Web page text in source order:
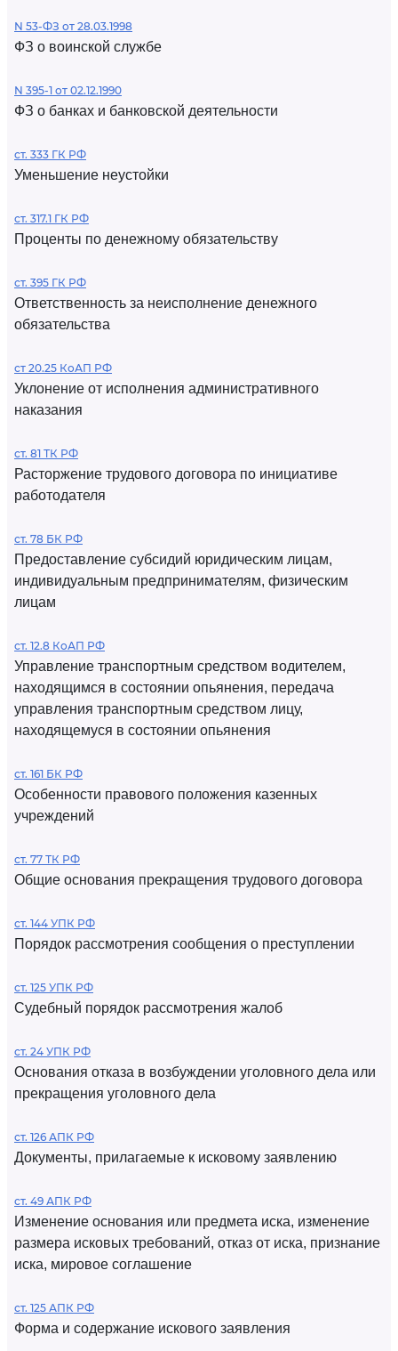
N 53-ФЗ от 28.03.1998
ФЗ о воинской службе
N 395-1 от 02.12.1990
ФЗ о банках и банковской деятельности
ст. 333 ГК РФ
Уменьшение неустойки
ст. 317.1 ГК РФ
Проценты по денежному обязательству
ст. 395 ГК РФ
Ответственность за неисполнение денежного
обязательства
ст 20.25 КоАП РФ
Уклонение от исполнения административного
наказания
ст. 81 ТК РФ
Расторжение трудового договора по инициативе
работодателя
ст. 78 БК РФ
Предоставление субсидий юридическим лицам,
индивидуальным предпринимателям, физическим
лицам
ст. 12.8 КоАП РФ
Управление транспортным средством водителем,
находящимся в состоянии опьянения, передача
управления транспортным средством лицу,
находящемуся в состоянии опьянения
ст. 161 БК РФ
Особенности правового положения казенных
учреждений
ст. 77 ТК РФ
Общие основания прекращения трудового договора
ст. 144 УПК РФ
Порядок рассмотрения сообщения о преступлении
ст. 125 УПК РФ
Судебный порядок рассмотрения жалоб
ст. 24 УПК РФ
Основания отказа в возбуждении уголовного дела или
прекращения уголовного дела
ст. 126 АПК РФ
Документы, прилагаемые к исковому заявлению
ст. 49 АПК РФ
Изменение основания или предмета иска, изменение
размера исковых требований, отказ от иска, признание
иска, мировое соглашение
ст. 125 АПК РФ
Форма и содержание искового заявления